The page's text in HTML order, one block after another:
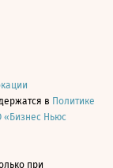
в Политике
«Бизнес Ньюс
при